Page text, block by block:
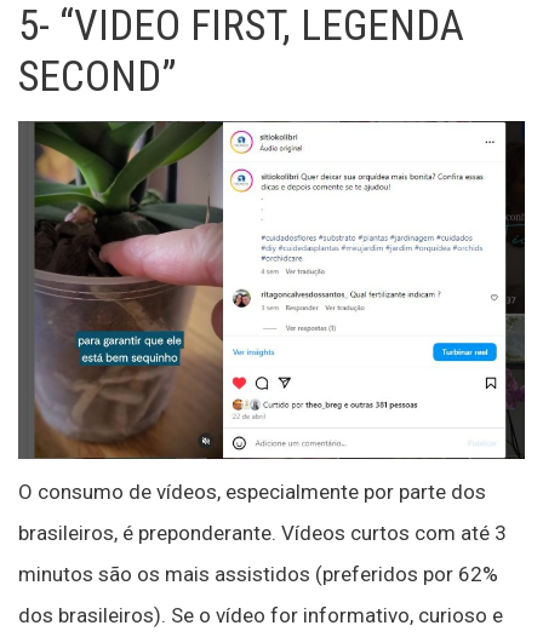
5- “VIDEO FIRST, LEGENDA
SECOND”
O consumo de vídeos, especialmente por parte dos
brasileiros, é preponderante. Vídeos curtos com até 3
minutos são os mais assistidos (preferidos por 62%
dos brasileiros). Se o vídeo for informativo, curioso e